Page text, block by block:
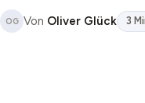
OG Von Oliver Glück 3